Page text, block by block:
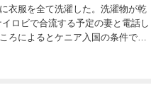
衣服を全て洗濯した。洗濯物が乾
ろによるとケニア入国の条件であ